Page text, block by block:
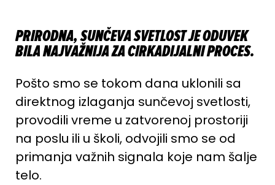
PRIRODNA, SUNČEVA SVETLOST JE ODUVEK
BILA NAJVAŽNIJA ZA CIRKADIJALNI PROCES.
Pošto smo se tokom dana uklonili sa
direktnog izlaganja sunčevoj svetlosti,
provodili vreme u zatvorenoj prostoriji
na poslu ili u školi, odvojili smo se od
primanja važnih signala koje nam šalje
telo.